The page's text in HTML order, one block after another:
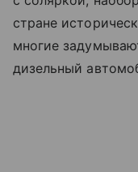
стране
многие
дизельный